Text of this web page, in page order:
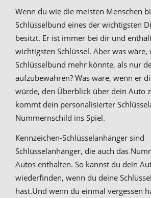
Wenn du wie die meisten Menschen
Schlüsselbund eines der wichtigsten
besitzt. Er ist immer bei dir und
wichtigsten Schlüssel. Aber was wäre,
Schlüsselbund mehr könnte, als nur
aufzubewahren? Was wäre, wenn er
würde, den Überblick über dein Auto
kommt dein personalisierter
Nummernschild ins Spiel.
Kennzeichen-Schlüsselanhänger sind
Schlüsselanhänger, die auch das
Autos enthalten. So kannst du dein
wiederfinden, wenn du deine
hast.Und wenn du einmal vergessen